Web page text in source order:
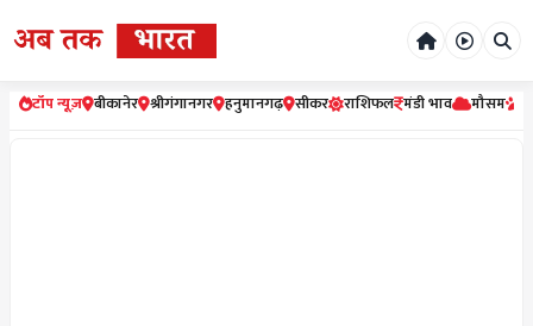
टॉप न्यूज़ बीकानेर श्रीगंगानगर हनुमानगढ़ सीकर राशिफल मंडी भाव मौसम